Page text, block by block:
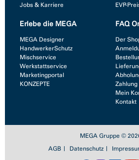
Jobs & Karriere
EVP-
Erlebe die MEGA
MEGA Designer
HandwerkerSchutz
Mischservice
Werkstattservice
Marketingportal
KONZEPTE
FAQ
Der
Zahlung
Mein
Kontakt
MEGA Gruppe ©
AGB
Datenschutz